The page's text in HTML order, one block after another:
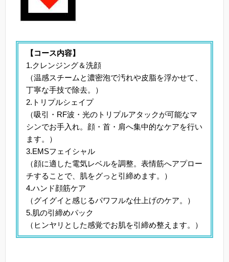
【コース内容】
1.クレンジング＆洗顔
（温感スチームと濃密泡で汚れや皮脂を浮かせて、
丁寧な手技で除去。）
2.トリプルシェイプ
（吸引・RF波・光のトリプルアタックが可能なマ
シンでお手入れ。顔・首・肩へ集中的なケアを行い
ます。）
3.EMSフェイシャル
（顔に適した電気レベルを調整。表情筋へアプロー
チすることで、肌をグっと引締めます。）
4.ハンド顔筋ケア
（グイグイと感じるパワフルな仕上げのケア。）
5.肌の引締めパック
（ヒンヤリとした感覚でお肌を引締め整えます。）